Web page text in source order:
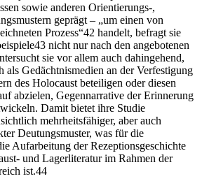
sowie anderen Orientierungs-,
geprägt – „um einen von
Prozess“42 handelt, befragt sie
43 nicht nur nach den angebotenen
sie vor allem auch dahingehend,
als Gedächtnismedien an der Verfestigung
des Holocaust beteiligen oder diesen
abzielen, Gegennarrative der Erinnerung
Damit bietet ihre Studie
mehrheitsfähiger, aber auch
Deutungsmuster, was für die
Aufarbeitung der Rezeptionsgeschichte
und Lagerliteratur im Rahmen der
ist.44